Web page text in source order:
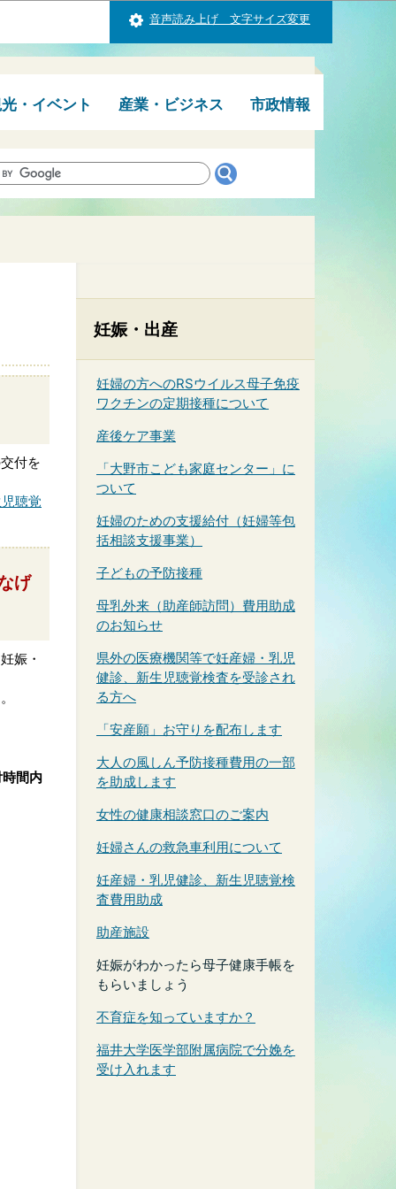
音声読み上げ 文字サイズ変更
・イベント 産業・ビジネス 市政情報
付を
聴覚
げ
娠・
間内
妊娠・出産
妊婦の方へのRSウイルス母子免疫
ワクチンの定期接種について
産後ケア事業
「大野市こども家庭センター」に
ついて
妊婦のための支援給付（妊婦等包
括相談支援事業）
子どもの予防接種
母乳外来（助産師訪問）費用助成
のお知らせ
県外の医療機関等で妊産婦・乳児
健診、新生児聴覚検査を受診され
る方へ
「安産願」お守りを配布します
大人の風しん予防接種費用の一部
を助成します
女性の健康相談窓口のご案内
妊婦さんの救急車利用について
妊産婦・乳児健診、新生児聴覚検
査費用助成
助産施設
妊娠がわかったら母子健康手帳を
もらいましょう
不育症を知っていますか？
福井大学医学部附属病院で分娩を
受け入れます